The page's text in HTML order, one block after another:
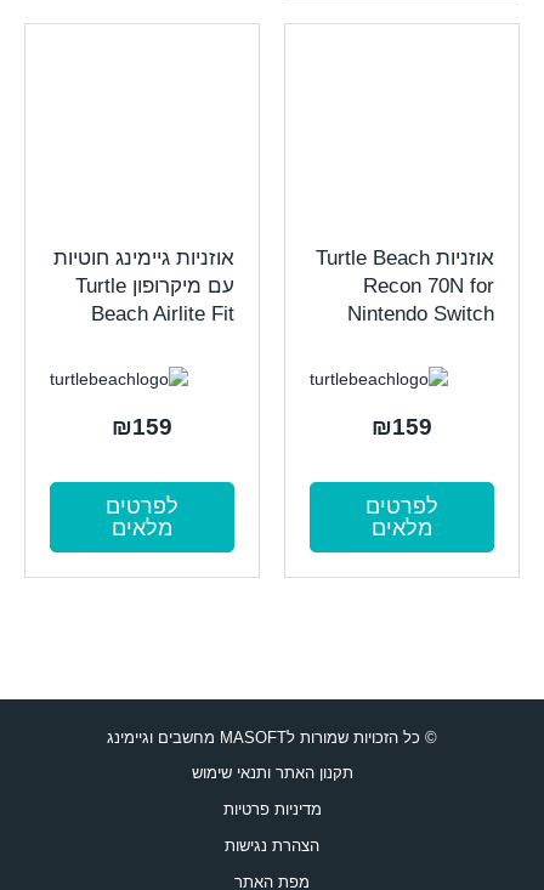
אוזניות Turtle Beach
Recon 70N for
Nintendo Switch
₪159
לפרטים
מלאים
אוזניות גיימינג חוטיות
עם מיקרופון Turtle
Beach Airlite Fit
₪159
לפרטים
מלאים
© כל הזכויות שמורות לMASOFT מחשבים וגיימינג
תקנון האתר ותנאי שימוש
מדיניות פרטיות
הצהרת נגישות
מפת האתר